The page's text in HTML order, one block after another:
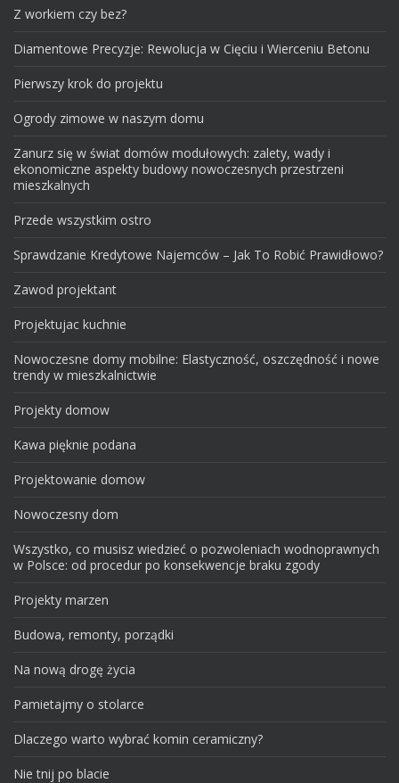
Z workiem czy bez?
Diamentowe Precyzje: Rewolucja w Cięciu i Wierceniu Betonu
Pierwszy krok do projektu
Ogrody zimowe w naszym domu
Zanurz się w świat domów modułowych: zalety, wady i
ekonomiczne aspekty budowy nowoczesnych przestrzeni
mieszkalnych
Przede wszystkim ostro
Sprawdzanie Kredytowe Najemców – Jak To Robić Prawidłowo?
Zawod projektant
Projektujac kuchnie
Nowoczesne domy mobilne: Elastyczność, oszczędność i nowe
trendy w mieszkalnictwie
Projekty domow
Kawa pięknie podana
Projektowanie domow
Nowoczesny dom
Wszystko, co musisz wiedzieć o pozwoleniach wodnoprawnych
w Polsce: od procedur po konsekwencje braku zgody
Projekty marzen
Budowa, remonty, porządki
Na nową drogę życia
Pamietajmy o stolarce
Dlaczego warto wybrać komin ceramiczny?
Nie tnij po blacie